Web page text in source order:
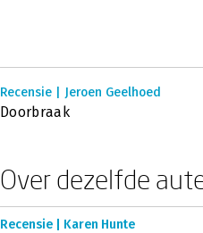
Recensie | Jeroen Geelhoed
Doorbraak
Over dezelfde
Recensie | Karen Hunte